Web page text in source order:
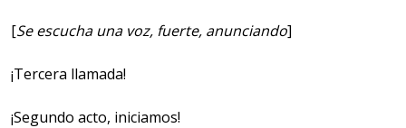
[Se escucha una voz, fuerte, anunciando]
¡Tercera llamada!
¡Segundo acto, iniciamos!